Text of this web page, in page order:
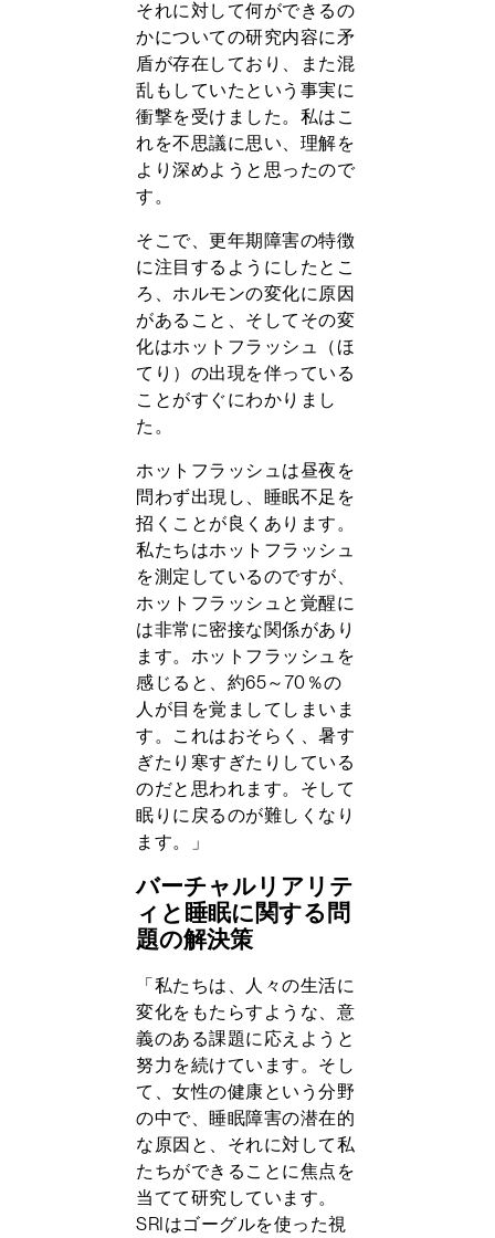
それに対して何ができるの
かについての研究内容に矛
盾が存在しており、また混
乱もしていたという事実に
衝撃を受けました。私はこ
れを不思議に思い、理解を
より深めようと思ったので
す。
そこで、更年期障害の特徴
に注目するようにしたとこ
ろ、ホルモンの変化に原因
があること、そしてその変
化はホットフラッシュ（ほ
てり）の出現を伴っている
ことがすぐにわかりまし
た。
ホットフラッシュは昼夜を
問わず出現し、睡眠不足を
招くことが良くあります。
私たちはホットフラッシュ
を測定しているのですが、
ホットフラッシュと覚醒に
は非常に密接な関係があり
ます。ホットフラッシュを
感じると、約65～70％の
人が目を覚ましてしまいま
す。これはおそらく、暑す
ぎたり寒すぎたりしている
のだと思われます。そして
眠りに戻るのが難しくなり
ます。」
バーチャルリアリテ
ィと睡眠に関する問
題の解決策
「私たちは、人々の生活に
変化をもたらすような、意
義のある課題に応えようと
努力を続けています。そし
て、女性の健康という分野
の中で、睡眠障害の潜在的
な原因と、それに対して私
たちができることに焦点を
当てて研究しています。
SRIはゴーグルを使った視